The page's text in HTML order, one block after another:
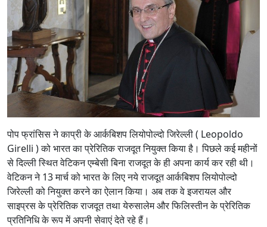
पोप फ्रांसिस ने काप्री के आर्कबिशप लियोपोल्दो जिरेल्ली ( Leopoldo
Girelli ) को भारत का प्रेरितिक राजदूत नियुक्त किया है। पिछले कई महीनों
से दिल्ली स्थित वेटिकन एम्बेसी बिना राजदूत के ही अपना कार्य कर रही थी।
वेटिकन ने 13 मार्च को भारत के लिए नये राजदूत आर्कबिशप लियोपोल्दो
जिरेल्ली को नियुक्त करने का ऐलान किया। अब तक वे इजरायल और
साइप्रस के प्रेरितिक राजदूत तथा येरुसालेम और फिलिस्तीन के प्रेरितिक
प्रतिनिधि के रूप में अपनी सेवाएं देते रहे हैं।